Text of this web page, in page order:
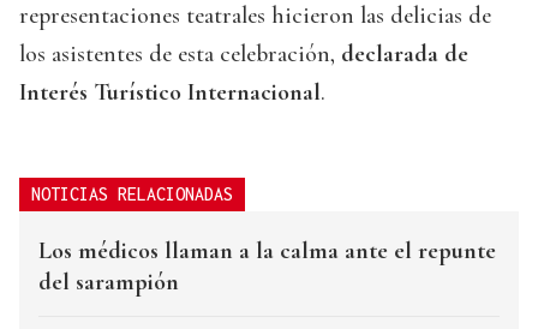
representaciones teatrales hicieron las delicias de
los asistentes de esta celebración, declarada de
Interés Turístico Internacional.
NOTICIAS RELACIONADAS
Los médicos llaman a la calma ante el repunte
del sarampión